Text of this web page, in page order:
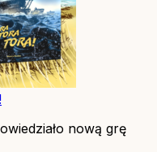
nową grę